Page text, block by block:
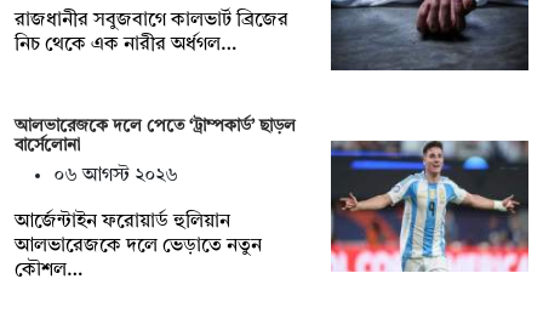
রাজধানীর সবুজবাগে কালভার্ট ব্রিজের
নিচ থেকে এক নারীর অর্ধগল…
আলভারেজকে দলে পেতে ‘ট্রাম্পকার্ড’ ছাড়ল
বার্সেলোনা
০৬ আগস্ট ২০২৬
আর্জেন্টাইন ফরোয়ার্ড হুলিয়ান
আলভারেজকে দলে ভেড়াতে নতুন
কৌশল…